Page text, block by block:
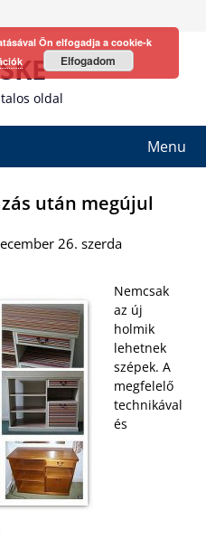
oldal
Menu
után megújul
26. szerda
Nemcsak
az új
holmik
lehetnek
szépek. A
megfelelő
technikával
és
Ön elfogadja a cookie-k
Elfogadom